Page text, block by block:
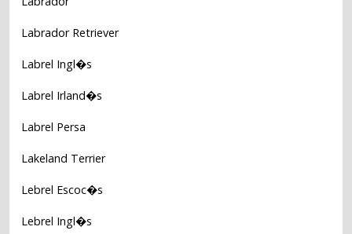
Labrador Retriever
Labrel Ingl�s
Labrel Irland�s
Labrel Persa
Lakeland Terrier
Lebrel Escoc�s
Lebrel Ingl�s